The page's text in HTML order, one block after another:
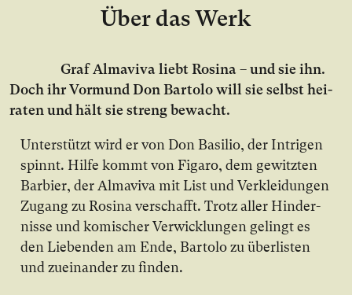
Über das Werk
Graf Almaviva liebt Rosina – und sie ihn.
Doch ihr Vor­mund Don Bartolo will sie selbst hei­
ra­ten und hält sie streng be­wacht.
Un­ter­stützt wird er von Don Basilio, der In­tri­gen
spinnt. Hil­fe kommt von Figaro, dem ge­witz­ten
Bar­bier, der Almaviva mit List und Ver­klei­dun­gen
Zu­gang zu Rosina ver­schafft. Trotz al­ler Hin­der­
nis­se und ko­mi­scher Ver­wick­lun­gen ge­lingt es
den Lie­ben­den am En­de, Bartolo zu über­lis­ten
und zu­ein­an­der zu fin­den.